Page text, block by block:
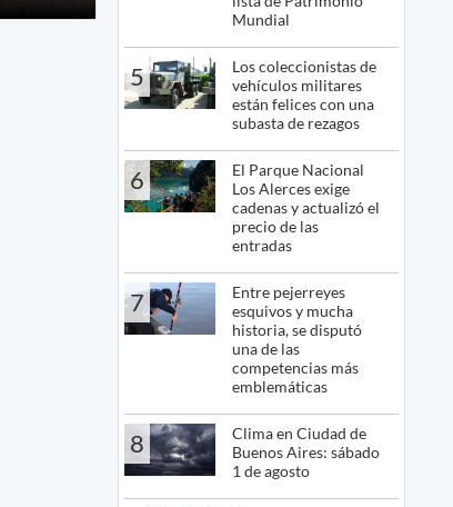
Mundial
5
Los coleccionistas de
vehículos militares
están felices con una
subasta de rezagos
6
El Parque Nacional
Los Alerces exige
cadenas y actualizó el
precio de las
entradas
7
Entre pejerreyes
esquivos y mucha
historia, se disputó
una de las
competencias más
emblemáticas
8
Clima en Ciudad de
Buenos Aires: sábado
1 de agosto